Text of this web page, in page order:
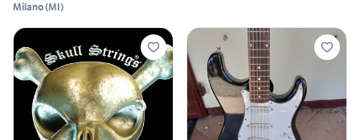
Milano(MI)